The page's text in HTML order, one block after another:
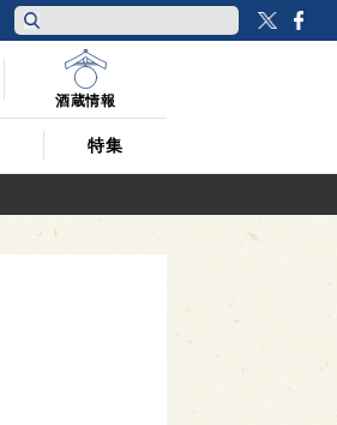
特集
酒蔵情報